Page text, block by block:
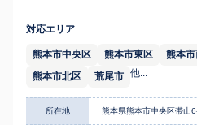
対応エリア
熊本市中央区 熊本市東区 熊本
熊本市北区
荒尾市 他...
所在地 熊本県熊本市中央区帯山